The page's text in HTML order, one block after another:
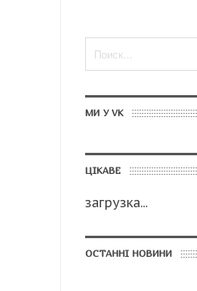
МИ У VK
ЦІКАВЕ
загрузка...
ОСТАННІ НОВИНИ